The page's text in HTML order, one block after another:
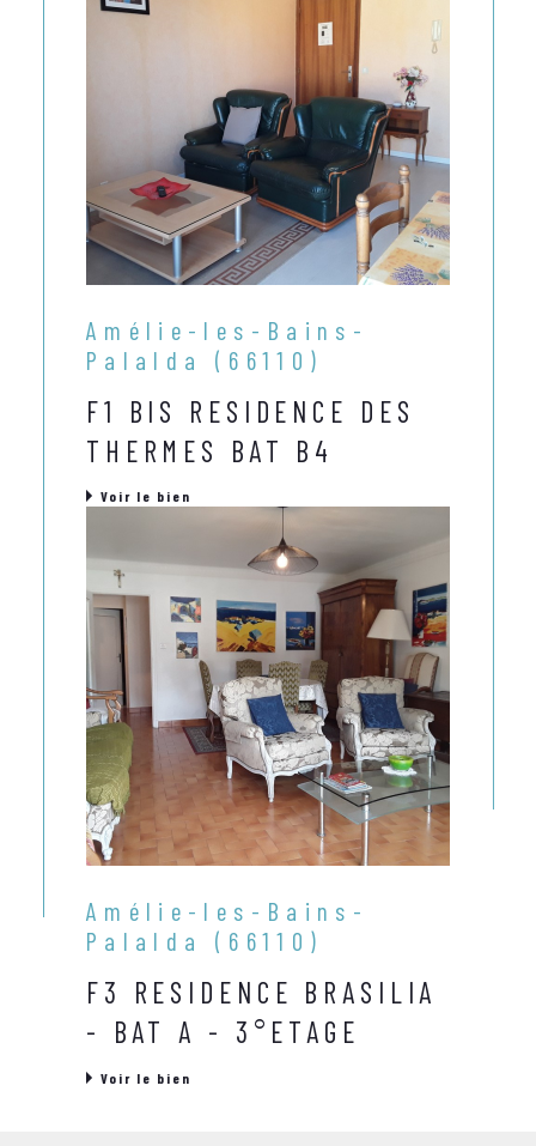
Amélie-les-Bains-
Palalda (66110)
F1 BIS RESIDENCE DES
THERMES BAT B4
Voir le bien
Amélie-les-Bains-
Palalda (66110)
F3 RESIDENCE BRASILIA
- BAT A - 3°ETAGE
Voir le bien